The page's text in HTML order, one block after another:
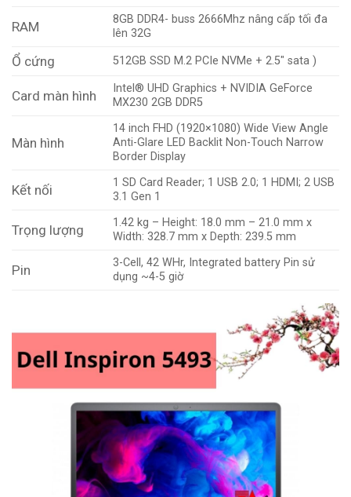
RAM
8GB DDR4- buss 2666Mhz nâng cấp tối đa
lên 32G
Ổ cứng 512GB SSD M.2 PCIe NVMe + 2.5″ sata )
Card màn hình
Intel® UHD Graphics + NVIDIA GeForce
MX230 2GB DDR5
Màn hình
14 inch FHD (1920×1080) Wide View Angle
Anti-Glare LED Backlit Non-Touch Narrow
Border Display
Kết nối
1 SD Card Reader; 1 USB 2.0; 1 HDMI; 2 USB
3.1 Gen 1
Trọng lượng
1.42 kg – Height: 18.0 mm – 21.0 mm x
Width: 328.7 mm x Depth: 239.5 mm
Pin
3-Cell, 42 WHr, Integrated battery Pin sử
dụng ~4-5 giờ